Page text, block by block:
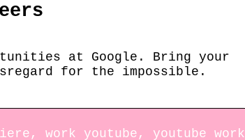
at Google. Bring your
for the impossible.
work youtube, youtube work